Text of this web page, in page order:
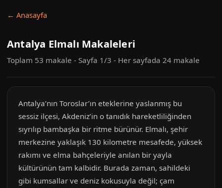
← Anasayfa
Antalya Elmalı Makaleleri
Toplam 53 makale - Sayfa 1/3 - Her sayfada 24 makale
Antalya’nın Toroslar’ın eteklerine yaslanmış bu
sessiz ilçesi, Akdeniz’in o tanıdık hareketliliğinden
sıyrılıp bambaşka bir ritme bürünür. Elmalı, şehir
merkezine yaklaşık 130 kilometre mesafede, yüksek
rakımı ve elma bahçeleriyle anılan bir yayla
kültürünün tam kalbidir. Burada zaman, sahildeki
gibi kumsallar ve deniz kokusuyla değil; çam